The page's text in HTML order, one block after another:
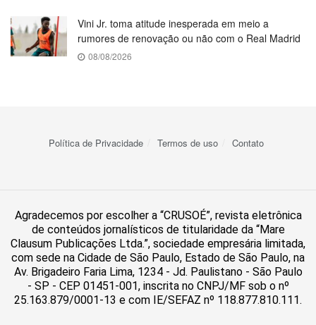
Vini Jr. toma atitude inesperada em meio a
rumores de renovação ou não com o Real Madrid
08/08/2026
Política de Privacidade Termos de uso Contato
Agradecemos por escolher a “CRUSOÉ”, revista eletrônica
de conteúdos jornalísticos de titularidade da “Mare
Clausum Publicações Ltda.”, sociedade empresária limitada,
com sede na Cidade de São Paulo, Estado de São Paulo, na
Av. Brigadeiro Faria Lima, 1234 - Jd. Paulistano - São Paulo
- SP - CEP 01451-001, inscrita no CNPJ/MF sob o nº
25.163.879/0001-13 e com IE/SEFAZ nº 118.877.810.111.